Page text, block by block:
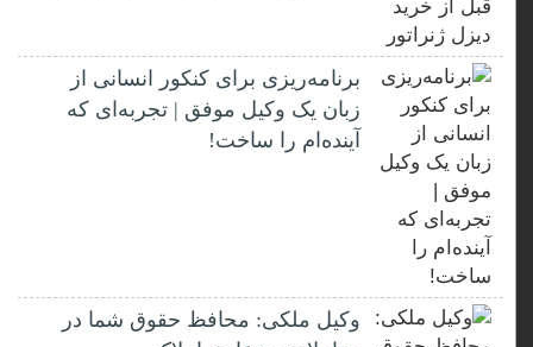
برنامه‌ریزی برای کنکور انسانی از
زبان یک وکیل موفق | تجربه‌ای که
آینده‌ام را ساخت!
وکیل ملکی: محافظ حقوق شما در